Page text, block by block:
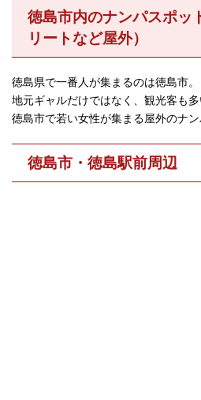
徳島市内のナンパスポッ
リートなど屋外）
徳島県で一番人が集まるのは徳島市。
地元ギャルだけではなく、観光客も多
徳島市で若い女性が集まる屋外のナン
徳島市・徳島駅前周辺